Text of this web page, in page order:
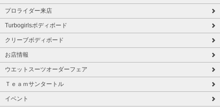
プロライダー来店
Turbogirlsボディボード
クリーブボディボード
お店情報
ウエットスーツオーダーフェア
Ｔｅａｍサンタートル
イベント